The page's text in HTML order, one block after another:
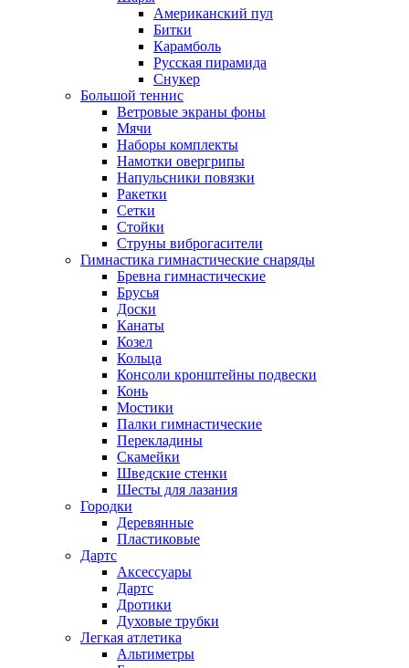
Американский пул
Битки
Карамболь
Русская пирамида
Снукер
Большой теннис
Ветровые экраны фоны
Мячи
Наборы комплекты
Намотки овергрипы
Напульсники повязки
Ракетки
Сетки
Стойки
Струны виброгасители
Гимнастика гимнастические снаряды
Бревна гимнастические
Брусья
Доски
Канаты
Козел
Кольца
Консоли кронштейны подвески
Конь
Мостики
Палки гимнастические
Перекладины
Скамейки
Шведские стенки
Шесты для лазания
Городки
Деревянные
Пластиковые
Дартс
Аксессуары
Дартс
Дротики
Духовые трубки
Легкая атлетика
Альтиметры